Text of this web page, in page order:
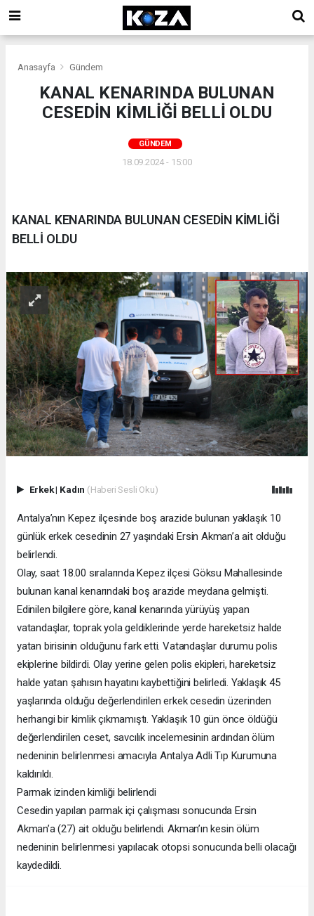
Anasayfa Gündem
KANAL KENARINDA BULUNAN
CESEDİN KİMLİĞİ BELLİ OLDU
GÜNDEM
18.09.2024 - 15:00
KANAL KENARINDA BULUNAN CESEDİN KİMLİĞİ
BELLİ OLDU
Erkek| Kadın (Haberi Sesli Oku)
Antalya’nın Kepez ilçesinde boş arazide bulunan yaklaşık 10
günlük erkek cesedinin 27 yaşındaki Ersin Akman’a ait olduğu
belirlendi.
Olay, saat 18.00 sıralarında Kepez ilçesi Göksu Mahallesinde
bulunan kanal kenarındaki boş arazide meydana gelmişti.
Edinilen bilgilere göre, kanal kenarında yürüyüş yapan
vatandaşlar, toprak yola geldiklerinde yerde hareketsiz halde
yatan birisinin olduğunu fark etti. Vatandaşlar durumu polis
ekiplerine bildirdi. Olay yerine gelen polis ekipleri, hareketsiz
halde yatan şahısın hayatını kaybettiğini belirledi. Yaklaşık 45
yaşlarında olduğu değerlendirilen erkek cesedin üzerinden
herhangi bir kimlik çıkmamıştı. Yaklaşık 10 gün önce öldüğü
değerlendirilen ceset, savcılık incelemesinin ardından ölüm
nedeninin belirlenmesi amacıyla Antalya Adli Tıp Kurumuna
kaldırıldı.
Parmak izinden kimliği belirlendi
Cesedin yapılan parmak içi çalışması sonucunda Ersin
Akman’a (27) ait olduğu belirlendi. Akman’ın kesin ölüm
nedeninin belirlenmesi yapılacak otopsi sonucunda belli olacağı
kaydedildi.